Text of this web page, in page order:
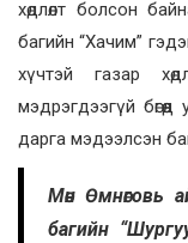
хөдлөлт болсон
багийн “Хачим”
хүчтэй газар
мэдрэгдээгүй
дарга мэдээлсэн
Мөн Өмнөговь
багийн